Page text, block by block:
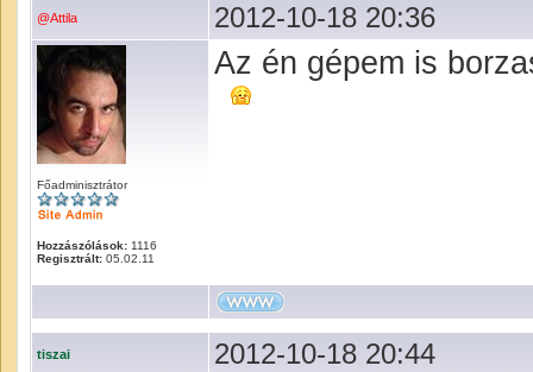
@Attila 2012-10-18 20:36
Főadminisztrátor
Hozzászólások: 1116
Regisztrált: 05.02.11
Az én gépem is
tiszai 2012-10-18 20:44